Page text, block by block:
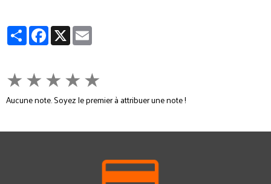
PartagerFacebook
X
★★★★★
Aucune note. Soyez le premier à attribuer une note !